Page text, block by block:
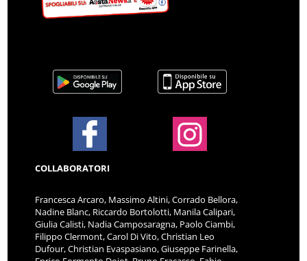
COLLABORATORI
Francesca Arcaro, Massimo Altini, Corrado Bellora,
Nadine Blanc, Riccardo Bortolotti, Manila Calipari,
Giulia Calisti, Nadia Camposaragna, Paolo Ciambi,
Filippo Clermont, Carol Di Vito, Christian Leo
Dufour, Christian Evaspasiano, Giuseppe Farinella,